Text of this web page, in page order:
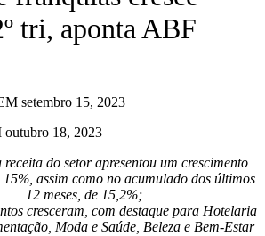
tri, aponta ABF
setembro 15, 2023
18, 2023
receita do setor apresentou um crescimento
assim como no acumulado dos últimos
12 meses, de 15,2%;
cresceram, com destaque para Hotelaria
Moda e Saúde, Beleza e Bem-Estar